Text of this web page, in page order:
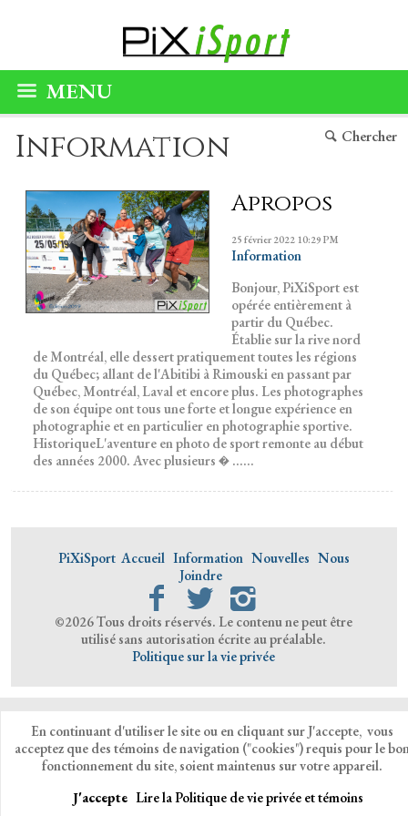
MENU
Chercher
Information
Apropos
25 février 2022 10:29 PM
Information
Bonjour, PiXiSport est
opérée entièrement à
partir du Québec.
Établie sur la rive nord
de Montréal, elle dessert pratiquement toutes les régions
du Québec; allant de l'Abitibi à Rimouski en passant par
Québec, Montréal, Laval et encore plus. Les photographes
de son équipe ont tous une forte et longue expérience en
photographie et en particulier en photographie sportive.
HistoriqueL'aventure en photo de sport remonte au début
des années 2000. Avec plusieurs � ......
PiXiSport Accueil Information Nouvelles Nous
Joindre
©2026 Tous droits réservés. Le contenu ne peut être
utilisé sans autorisation écrite au préalable.
Politique sur la vie privée
En continuant d'utiliser le site ou en cliquant sur J'accepte, vous
acceptez que des témoins de navigation ("cookies") requis pour le
fonctionnement du site, soient maintenus sur votre appareil.
J'accepte Lire la Politique de vie privée et témoins